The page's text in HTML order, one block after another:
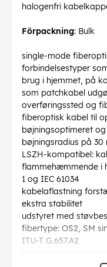
halogenfri
Förpackning: Bulk
single-mode
forbindelsestyper
brug i hjemmet, på
som patchkabel
overføringssted og
fiberoptisk kabel til
bøjningsoptimeret
bøjningsradius på 30
LSZH-kompatibel:
flammehæmmende i
1 og IEC 61034
kabelaflastning
ekstra stabilitet
udstyret med
fibertype: OS2, SM
ITU-T G.657.A2
individuel